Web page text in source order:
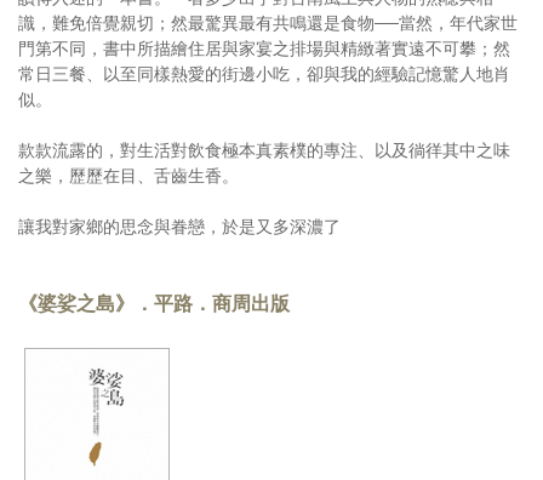
識，難免倍覺親切；然最驚異最有共鳴還是食物──當然，年代家世
門第不同，書中所描繪住居與家宴之排場與精緻著實遠不可攀；然
常日三餐、以至同樣熱愛的街邊小吃，卻與我的經驗記憶驚人地肖
似。
款款流露的，對生活對飲食極本真素樸的專注、以及徜徉其中之味
之樂，歷歷在目、舌齒生香。
讓我對家鄉的思念與眷戀，於是又多深濃了
《婆娑之島》．平路．商周出版